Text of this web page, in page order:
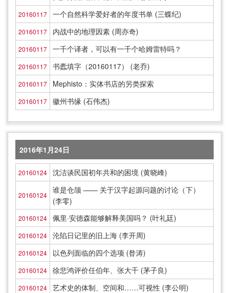
20160117 一个自然科学爱好者的年度书单 (三蝶纪)
20160117 内战中的地理因素 (周亦奇)
20160117 一千个译者，可以有一千个哈姆雷特吗？
20160117 书蠹填字（20160117） (老乔)
20160117 Mephisto：实体书店的另类探索
20160117 徽州书缘 (石伟杰)
2016年1月24日
20160124 沈洁谈民国初年共和的困境 (黄晓峰)
20160124
谁是仓颉 —— 关于汉字起源问题的讨论（下）
(李零)
20160124 佩里·安德森能够解释美国吗？ (叶礼廷)
20160124 沦陷日记里的旧上海 (李开周)
20160124 以色列面临的四个选项 (昝涛)
20160124 徐悲鸿评价任伯年、张大千 (茅子良)
20160124 艺术史的体制、空间和……可视性 (李公明)